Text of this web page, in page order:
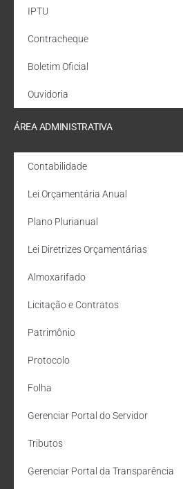
IPTU
Contracheque
Boletim Oficial
Ouvidoria
ÁREA ADMINISTRATIVA
Contabilidade
Lei Orçamentária Anual
Plano Plurianual
Lei Diretrizes Orçamentárias
Almoxarifado
Licitação e Contratos
Patrimônio
Protocolo
Folha
Gerenciar Portal do Servidor
Tributos
Gerenciar Portal da Transparência